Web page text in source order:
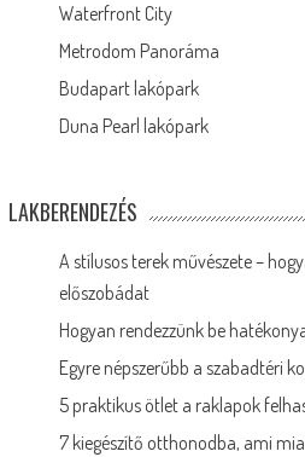
Waterfront City
Metrodom Panoráma
Budapart lakópark
Duna Pearl lakópark
LAKBERENDEZÉS
A stílusos terek művészete –
előszobádat
Hogyan rendezzünk be
Egyre népszerűbb a szabadtéri
5 praktikus ötlet a raklapok
7 kiegészítő otthonodba, ami